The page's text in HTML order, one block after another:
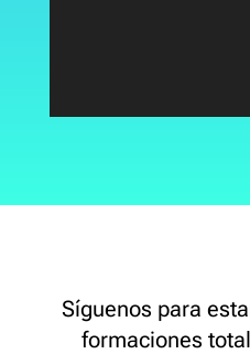
Síguenos para
formaciones